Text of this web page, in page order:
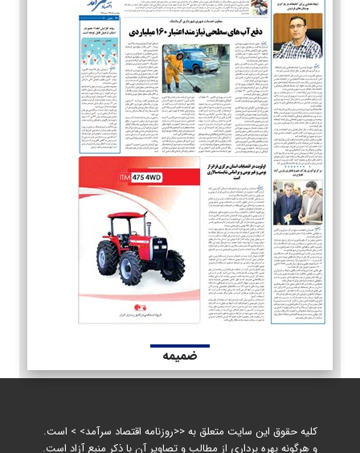
ضمیمه
کلیه حقوق این سایت متعلق به <<روزنامه اقتصاد سرآمد> > است.
و هرگونه بهره برداری از مطالب و تصاویر آن با ذکر منبع آزاد است.